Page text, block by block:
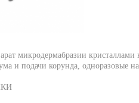
микродермабразии кристаллами
и подачи корунда, одноразовые